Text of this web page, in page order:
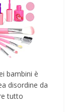
bambini è
disordine da
tutto